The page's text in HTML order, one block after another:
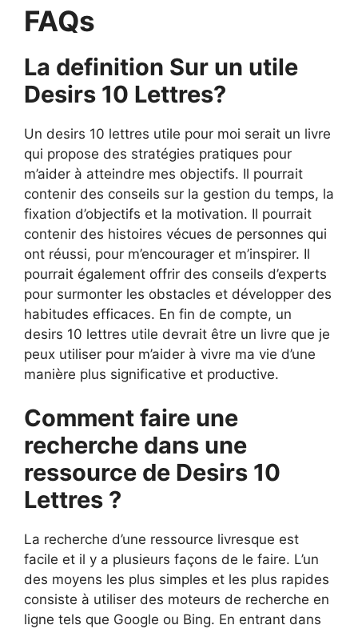
FAQs
La definition Sur un utile
Desirs 10 Lettres?
Un desirs 10 lettres utile pour moi serait un livre
qui propose des stratégies pratiques pour
m’aider à atteindre mes objectifs. Il pourrait
contenir des conseils sur la gestion du temps, la
fixation d’objectifs et la motivation. Il pourrait
contenir des histoires vécues de personnes qui
ont réussi, pour m’encourager et m’inspirer. Il
pourrait également offrir des conseils d’experts
pour surmonter les obstacles et développer des
habitudes efficaces. En fin de compte, un
desirs 10 lettres utile devrait être un livre que je
peux utiliser pour m’aider à vivre ma vie d’une
manière plus significative et productive.
Comment faire une
recherche dans une
ressource de Desirs 10
Lettres ?
La recherche d’une ressource livresque est
facile et il y a plusieurs façons de le faire. L’un
des moyens les plus simples et les plus rapides
consiste à utiliser des moteurs de recherche en
ligne tels que Google ou Bing. En entrant dans